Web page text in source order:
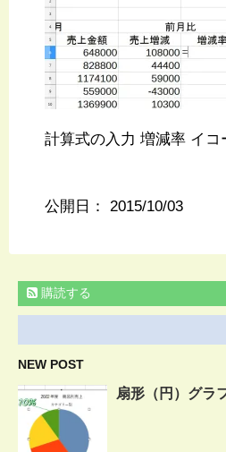
計算式の入力 増減率 イコ
公開日： 2015/10/03
購読する
NEW POST
扇形（円）グラ